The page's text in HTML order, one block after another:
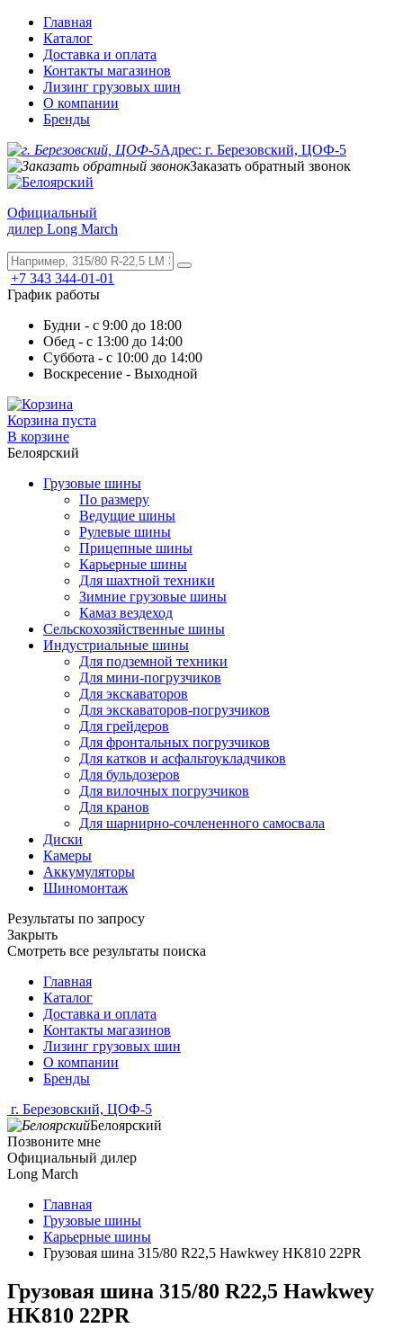
Главная
Каталог
Доставка и оплата
Контакты магазинов
Лизинг грузовых шин
О компании
Бренды
Адрес: г. Березовский, ЦОФ-5
Заказать обратный звонок
Официальный
дилер Long March
+7 343 344-01-01
График работы
Будни - с 9:00 до 18:00
Обед - с 13:00 до 14:00
Суббота - с 10:00 до 14:00
Воскресение - Выходной
Корзина пуста
В корзине
Белоярский
Грузовые шины
По размеру
Ведущие шины
Рулевые шины
Прицепные шины
Карьерные шины
Для шахтной техники
Зимние грузовые шины
Камаз вездеход
Сельскохозяйственные шины
Индустриальные шины
Для подземной техники
Для мини-погрузчиков
Для экскаваторов
Для экскаваторов-погрузчиков
Для грейдеров
Для фронтальных погрузчиков
Для катков и асфальтоукладчиков
Для бульдозеров
Для вилочных погрузчиков
Для кранов
Для шарнирно-сочлененного самосвала
Диски
Камеры
Аккумуляторы
Шиномонтаж
Результаты по запросу
Закрыть
Смотреть все результаты поиска
Главная
Каталог
Доставка и оплата
Контакты магазинов
Лизинг грузовых шин
О компании
Бренды
г. Березовский, ЦОФ-5
Белоярский
Позвоните мне
Официальный дилер
Long March
Главная
Грузовые шины
Карьерные шины
Грузовая шина 315/80 R22,5 Hawkwey HK810 22PR
Грузовая шина 315/80 R22,5 Hawkwey
HK810 22PR